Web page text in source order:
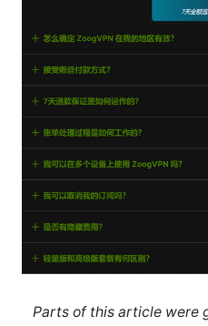
Parts of this article were